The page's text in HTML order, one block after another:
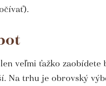
veľmi ťažko
Na trhu je obrovský